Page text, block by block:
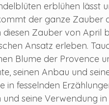
erblühen lässt
der ganze Zauber
Zauber von April
Ansatz erleben.
Blume der Provence
seinen Anbau und
in fesselnden
und seine Verwendung